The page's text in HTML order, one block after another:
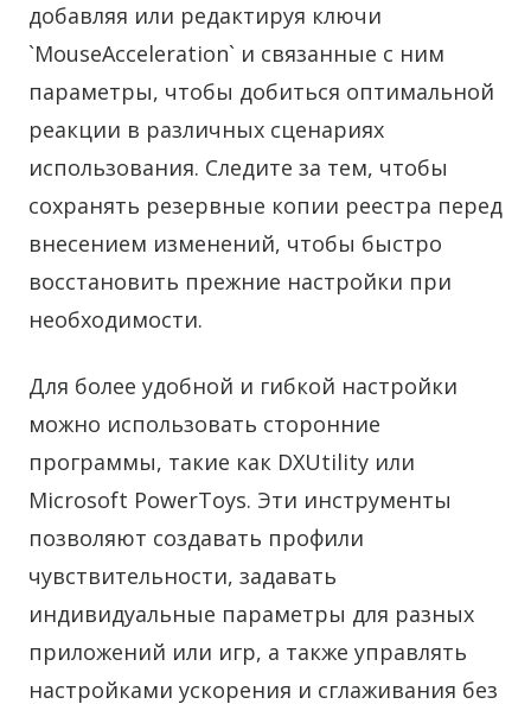
добавляя или редактируя ключи
`MouseAcceleration` и связанные с ним
параметры, чтобы добиться оптимальной
реакции в различных сценариях
использования. Следите за тем, чтобы
сохранять резервные копии реестра перед
внесением изменений, чтобы быстро
восстановить прежние настройки при
необходимости.
Для более удобной и гибкой настройки
можно использовать сторонние
программы, такие как DXUtility или
Microsoft PowerToys. Эти инструменты
позволяют создавать профили
чувствительности, задавать
индивидуальные параметры для разных
приложений или игр, а также управлять
настройками ускорения и сглаживания без